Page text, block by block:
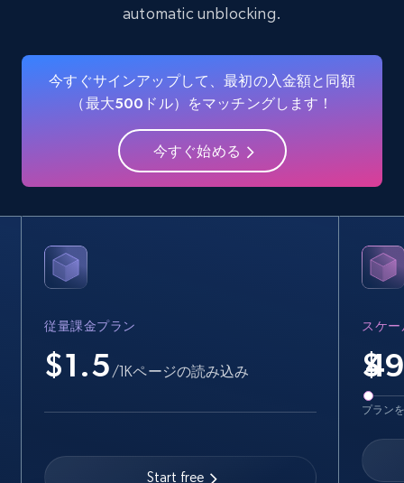
Industries, Operating status, and more.
1.6K+ 無料トライアル
Searching data by keyword
Name, URL, ID, Cb rank, Region, About,
Industries, Operating status, and more.
URL, Job posting id, Job title, Company name,
Company id, Job location, Job summary, Job
automatic unblocking.
今すぐサインアップして、最初の入金額と同額
（最大500ドル）をマッチングします！
今すぐ始める
従量課金プラン
$1.5 /1Kページの読み込み
Start free
スケー
$
プラン